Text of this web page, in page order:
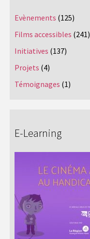
Evènements (125)
Films accessibles (241)
Initiatives (137)
Projets (4)
Témoignages (1)
E-Learning